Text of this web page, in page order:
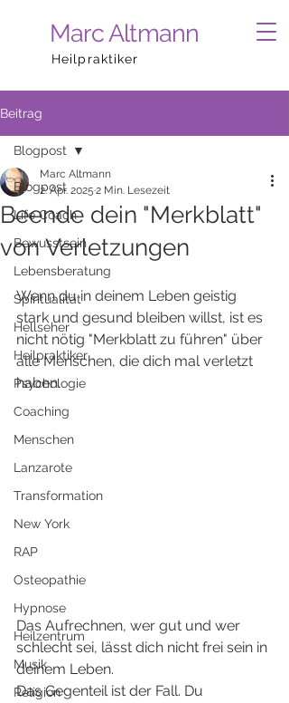
Marc Altmann
Heilpraktiker
Beitrag
Blogpost
Life Coach
Bewusstsein
Lebensberatung
Spiritualität
Hellseher
Heilpraktiker
Psychologie
Coaching
Menschen
Lanzarote
Transformation
New York
RAP
Osteopathie
Hypnose
Heilzentrum
Musik
Religion
Blogpost
Beende dein "Merkblatt"
von Verletzungen
Marc Altmann
2. Apr. 2025 2 Min. Lesezeit
Wenn du in deinem Leben geistig
stark und gesund bleiben willst, ist es
nicht nötig "Merkblatt zu führen" über
alle Menschen, die dich mal verletzt
haben.
Das Aufrechnen, wer gut und wer
schlecht sei, lässt dich nicht frei sein in
deinem Leben.
Das Gegenteil ist der Fall. Du